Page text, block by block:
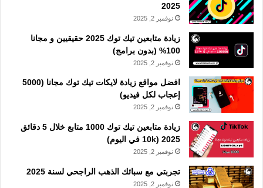
2025
نوفمبر 2, 2025
زيادة متابعين تيك توك 2025 حقيقيين و مجانا
100% (بدون برامج)
نوفمبر 2, 2025
افضل مواقع زيادة لايكات تيك توك مجانا (5000
إعجاب لكل فيديو)
نوفمبر 2, 2025
زيادة متابعين تيك توك 1000 متابع خلال 5 دقائق
2025 (10k في اليوم)
نوفمبر 2, 2025
تجربتي مع سبائك الذهب الراجحي لسنة 2025
نوفمبر 2, 2025